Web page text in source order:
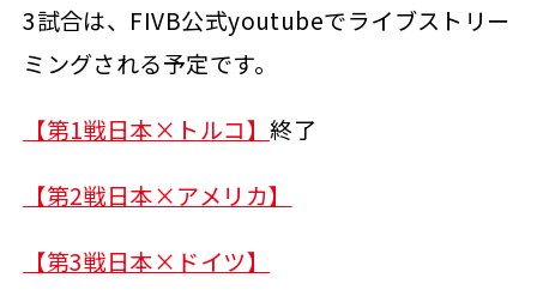
3試合は、FIVB公式youtubeでライブストリー
ミングされる予定です。
【第1戦日本×トルコ】終了
【第2戦日本×アメリカ】
【第3戦日本×ドイツ】